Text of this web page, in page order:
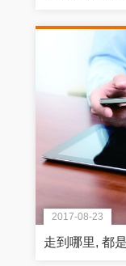
2017-08-23
走到哪里, 都